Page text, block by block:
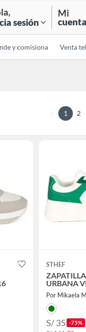
,
sesión
Mi
cuenta
y comisiona Venta
1 2
STHEF
URBANA
Por Mikaela
S/ 35 -75%